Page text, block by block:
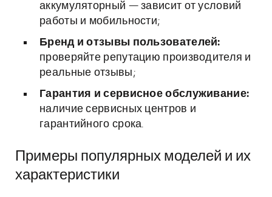
аккумуляторный — зависит от условий
работы и мобильности;
Бренд и отзывы пользователей:
проверяйте репутацию производителя и
реальные отзывы;
Гарантия и сервисное обслуживание:
наличие сервисных центров и
гарантийного срока.
Примеры популярных моделей и их
характеристики